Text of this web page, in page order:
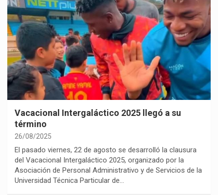
Vacacional Intergaláctico 2025 llegó a su
término
26/08/2025
El pasado viernes, 22 de agosto se desarrolló la clausura
del Vacacional Intergaláctico 2025, organizado por la
Asociación de Personal Administrativo y de Servicios de la
Universidad Técnica Particular de…